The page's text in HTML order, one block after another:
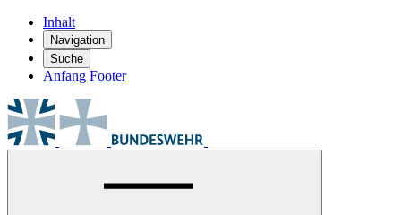
Inhalt
Navigation
Suche
Anfang Footer